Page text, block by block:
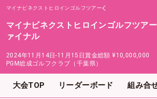
マイナビネクストヒロインゴルフツアー
マイナビネクストヒロインゴルフツア
ァイナル
2024年11月14日-11月15日賞金総額 ¥10,000,000
PGM総成ゴルフクラブ（千葉県）
大会TOP リーダーボード 組み合